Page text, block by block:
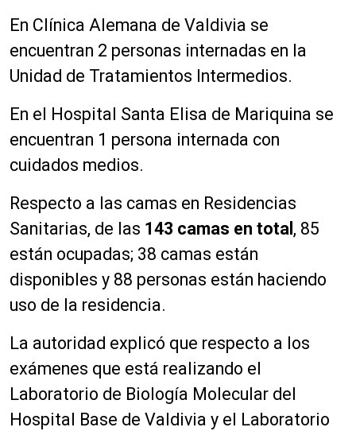
En Clínica Alemana de Valdivia se
encuentran 2 personas internadas en la
Unidad de Tratamientos Intermedios.
En el Hospital Santa Elisa de Mariquina se
encuentran 1 persona internada con
cuidados medios.
Respecto a las camas en Residencias
Sanitarias, de las 143 camas en total , 85
están ocupadas; 38 camas están
disponibles y 88 personas están haciendo
uso de la residencia.
La autoridad explicó que respecto a los
exámenes que está realizando el
Laboratorio de Biología Molecular del
Hospital Base de Valdivia y el Laboratorio